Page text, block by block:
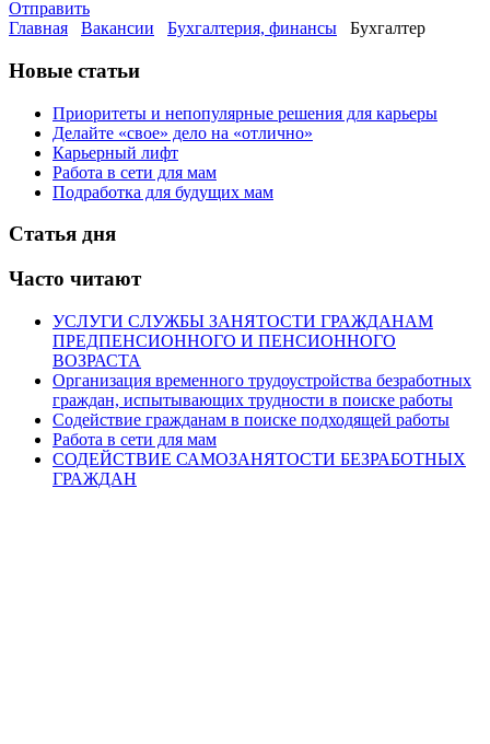
Отправить
Главная
Вакансии Бухгалтерия, финансы Бухгалтер
Новые статьи
Приоритеты и непопулярные решения для карьеры
Делайте «свое» дело на «отлично»
Карьерный лифт
Работа в сети для мам
Подработка для будущих мам
Статья дня
Часто читают
УСЛУГИ СЛУЖБЫ ЗАНЯТОСТИ ГРАЖДАНАМ
ПРЕДПЕНСИОННОГО И ПЕНСИОННОГО
ВОЗРАСТА
Организация временного трудоустройства безработных
граждан, испытывающих трудности в поиске работы
Содействие гражданам в поиске подходящей работы
Работа в сети для мам
СОДЕЙСТВИЕ САМОЗАНЯТОСТИ БЕЗРАБОТНЫХ
ГРАЖДАН